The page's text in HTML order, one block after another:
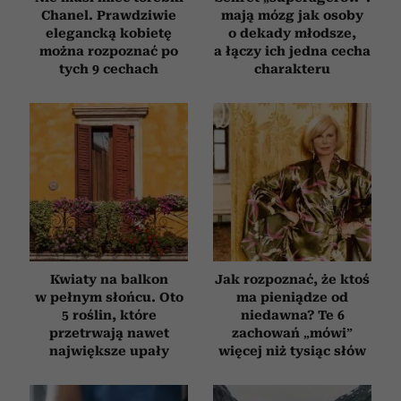
Chanel. Prawdziwie
elegancką kobietę
można rozpoznać po
tych 9 cechach
mają mózg jak osoby
o dekady młodsze,
a łączy ich jedna cecha
charakteru
Kwiaty na balkon
w pełnym słońcu. Oto
5 roślin, które
przetrwają nawet
największe upały
Jak rozpoznać, że ktoś
ma pieniądze od
niedawna? Te 6
zachowań „mówi”
więcej niż tysiąc słów